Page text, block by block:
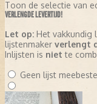
Op3 oktober 2006
waarmee het aansloot
VERSPREIDINGSGEBIED EN LOKALE
Het Eindhovens
gemeenten in de regio,
Eindhoven
Toon de selectie van
VERLENGDE LEVERTIJD!
Let op: Het vakkundig
lijstenmaker verlengt
Inlijsten is niet te
Geen lijst